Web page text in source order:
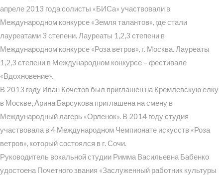
апреле 2013 года солисты «БИСа» участвовали в
Международном конкурсе «Земля талантов», где стали
лауреатами 3 степени. Лауреаты 1,2,3 степени в
Международном конкурсе «Роза ветров», г. Москва. Лауреаты
1,2,3 степени в Международном конкурсе – фестивале
«Вдохновение».
В 2013 году Иван Кочетов был приглашен на Кремлевскую елку
в Москве, Арина Барсукова приглашена на смену в
Международный лагерь «Орленок». В 2014 году студия
участвовала в 4 Международном Чемпионате искусств «Роза
ветров», который состоялся в г. Сочи.
Руководитель вокальной студии Римма Васильевна Бабенко
удостоена Почетного звания «Заслуженный работник культуры